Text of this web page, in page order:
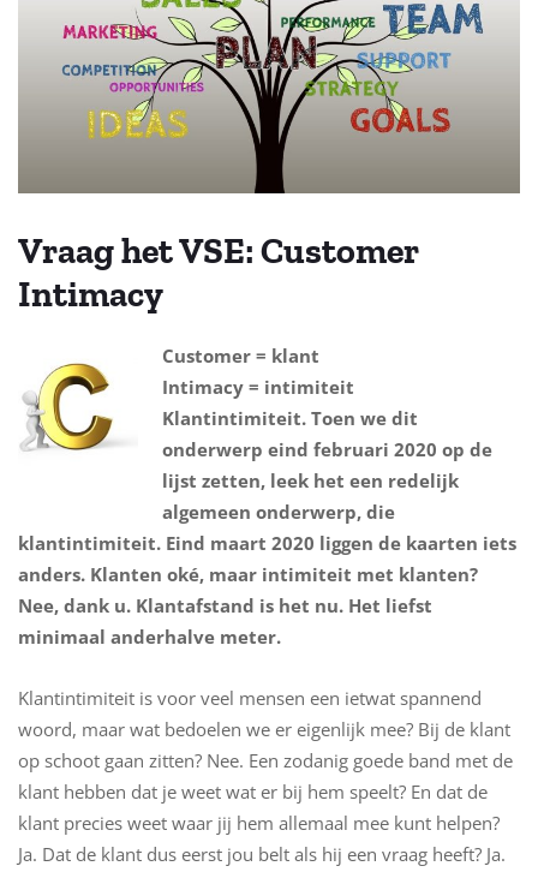
Vraag het VSE: Customer
Intimacy
Customer = klant
Intimacy = intimiteit
Klantintimiteit. Toen we dit
onderwerp eind februari 2020 op de
lijst zetten, leek het een redelijk
algemeen onderwerp, die
klantintimiteit. Eind maart 2020 liggen de kaarten iets
anders. Klanten oké, maar intimiteit met klanten?
Nee, dank u. Klantafstand is het nu. Het liefst
minimaal anderhalve meter.
Klantintimiteit is voor veel mensen een ietwat spannend
woord, maar wat bedoelen we er eigenlijk mee? Bij de klant
op schoot gaan zitten? Nee. Een zodanig goede band met de
klant hebben dat je weet wat er bij hem speelt? En dat de
klant precies weet waar jij hem allemaal mee kunt helpen?
Ja. Dat de klant dus eerst jou belt als hij een vraag heeft? Ja.